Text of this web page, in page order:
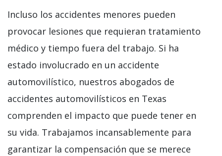
Incluso los accidentes menores pueden
provocar lesiones que requieran tratamiento
médico y tiempo fuera del trabajo. Si ha
estado involucrado en un accidente
automovilístico, nuestros abogados de
accidentes automovilísticos en Texas
comprenden el impacto que puede tener en
su vida. Trabajamos incansablemente para
garantizar la compensación que se merece